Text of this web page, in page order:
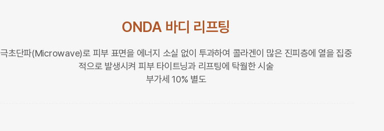
ONDA 바디 리프팅
극초단파(Microwave)로 피부 표면을 에너지 소실 없이 투과하여 콜라겐이 많은 진피층에 열을 집중
적으로 발생시켜 피부 타이트닝과 리프팅에 탁월한 시술
부가세 10% 별도